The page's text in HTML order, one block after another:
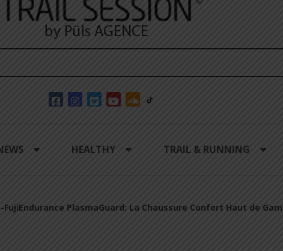
HEALTHY TRAIL & RUNNING
FujiEndurance PlasmaGuard: La Chaussure Confort Haut de